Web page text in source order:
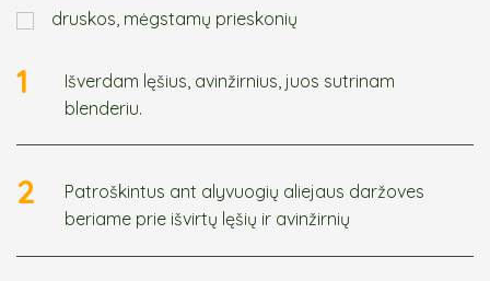
druskos, mėgstamų prieskonių
1
Išverdam lęšius, avinžirnius, juos sutrinam
blenderiu.
2
Patroškintus ant alyvuogių aliejaus daržoves
beriame prie išvirtų lęšių ir avinžirnių